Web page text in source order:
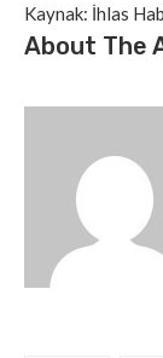
Kaynak: İhlas
About The